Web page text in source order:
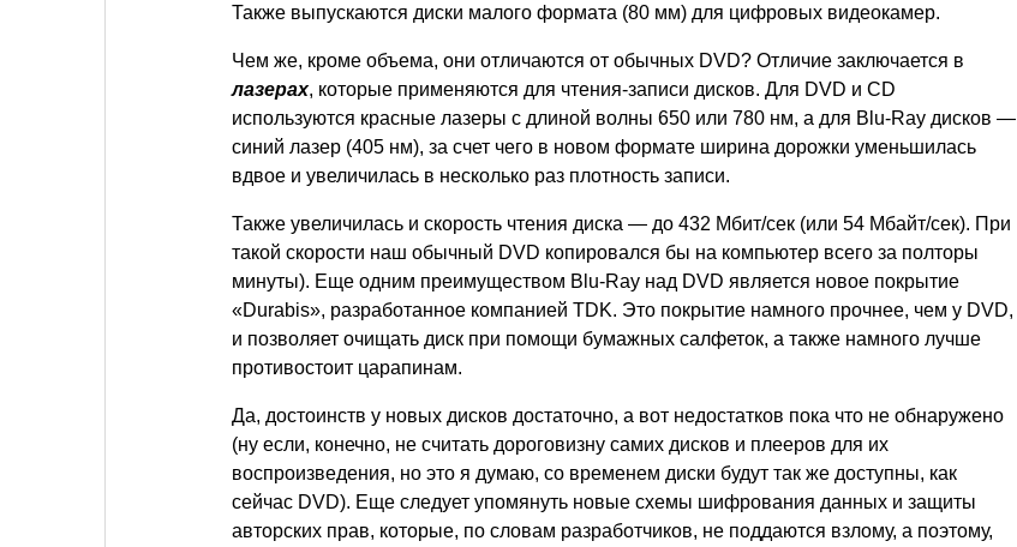
Также выпускаются диски малого формата (80 мм) для цифровых видеокамер.
Чем же, кроме объема, они отличаются от обычных DVD? Отличие заключается в
лазерах, которые применяются для чтения-записи дисков. Для DVD и CD
используются красные лазеры с длиной волны 650 или 780 нм, а для Blu-Ray дисков —
синий лазер (405 нм), за счет чего в новом формате ширина дорожки уменьшилась
вдвое и увеличилась в несколько раз плотность записи.
Также увеличилась и скорость чтения диска — до 432 Мбит/сек (или 54 Мбайт/сек). При
такой скорости наш обычный DVD копировался бы на компьютер всего за полторы
минуты). Еще одним преимуществом Blu-Ray над DVD является новое покрытие
«Durabis», разработанное компанией TDK. Это покрытие намного прочнее, чем у DVD,
и позволяет очищать диск при помощи бумажных салфеток, а также намного лучше
противостоит царапинам.
Да, достоинств у новых дисков достаточно, а вот недостатков пока что не обнаружено
(ну если, конечно, не считать дороговизну самих дисков и плееров для их
воспроизведения, но это я думаю, со временем диски будут так же доступны, как
сейчас DVD). Еще следует упомянуть новые схемы шифрования данных и защиты
авторских прав, которые, по словам разработчиков, не поддаются взлому, а поэтому,